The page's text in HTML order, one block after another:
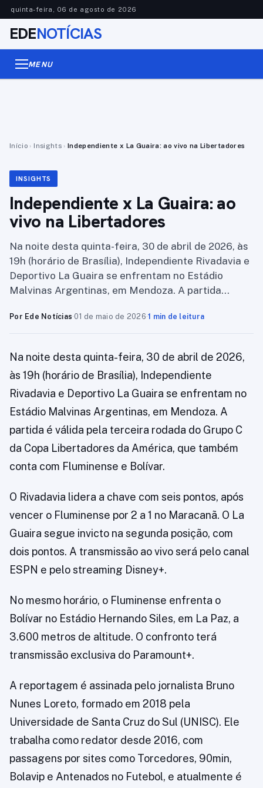
quinta-feira, 06 de agosto de 2026
EDENOTÍCIAS
MENU
Início › Insights › Independiente x La Guaira: ao vivo na Libertadores
INSIGHTS
Independiente x La Guaira: ao
vivo na Libertadores
Na noite desta quinta-feira, 30 de abril de 2026, às
19h (horário de Brasília), Independiente Rivadavia e
Deportivo La Guaira se enfrentam no Estádio
Malvinas Argentinas, em Mendoza. A partida…
Por Ede Notícias·01 de maio de 2026·1 min de leitura
Na noite desta quinta-feira, 30 de abril de 2026,
às 19h (horário de Brasília), Independiente
Rivadavia e Deportivo La Guaira se enfrentam no
Estádio Malvinas Argentinas, em Mendoza. A
partida é válida pela terceira rodada do Grupo C
da Copa Libertadores da América, que também
conta com Fluminense e Bolívar.
O Rivadavia lidera a chave com seis pontos, após
vencer o Fluminense por 2 a 1 no Maracanã. O La
Guaira segue invicto na segunda posição, com
dois pontos. A transmissão ao vivo será pelo canal
ESPN e pelo streaming Disney+.
No mesmo horário, o Fluminense enfrenta o
Bolívar no Estádio Hernando Siles, em La Paz, a
3.600 metros de altitude. O confronto terá
transmissão exclusiva do Paramount+.
A reportagem é assinada pelo jornalista Bruno
Nunes Loreto, formado em 2018 pela
Universidade de Santa Cruz do Sul (UNISC). Ele
trabalha como redator desde 2016, com
passagens por sites como Torcedores, 90min,
Bolavip e Antenados no Futebol, e atualmente é